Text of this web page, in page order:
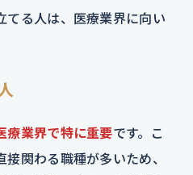
てる人は、医療業界に向い
療業界で特に重要です。こ
関わる職種が多いため、